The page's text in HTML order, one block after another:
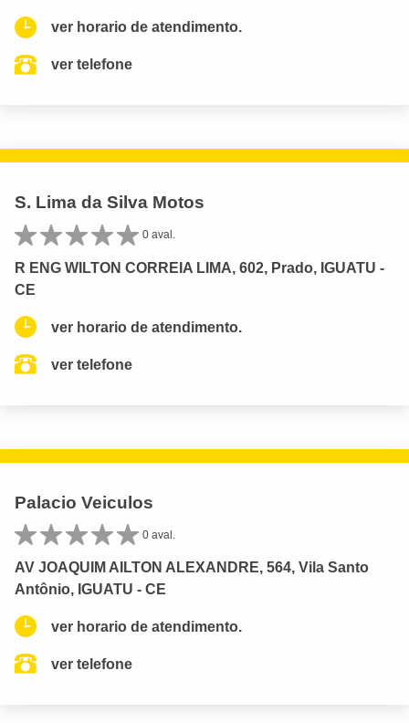
ver horario de atendimento.
ver telefone
S. Lima da Silva Motos
0 aval.
R ENG WILTON CORREIA LIMA, 602, Prado, IGUATU -
CE
ver horario de atendimento.
ver telefone
Palacio Veiculos
0 aval.
AV JOAQUIM AILTON ALEXANDRE, 564, Vila Santo
Antônio, IGUATU - CE
ver horario de atendimento.
ver telefone